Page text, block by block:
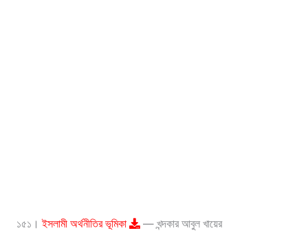
১৫১।ইসলামী অর্থনীতির ভূমিকা
— খন্দকার আবুল খায়ের